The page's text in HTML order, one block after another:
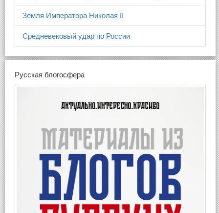
Земля Императора Николая II
Средневековый удар по России
Русская блогосфера